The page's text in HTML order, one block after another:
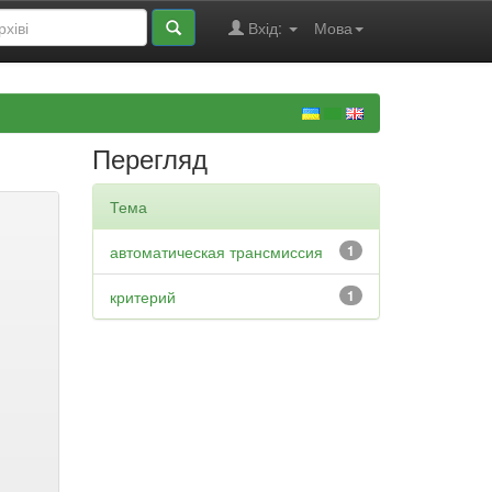
Мова
Вхід:
Перегляд
Тема
1
автоматическая трансмиссия
1
критерий